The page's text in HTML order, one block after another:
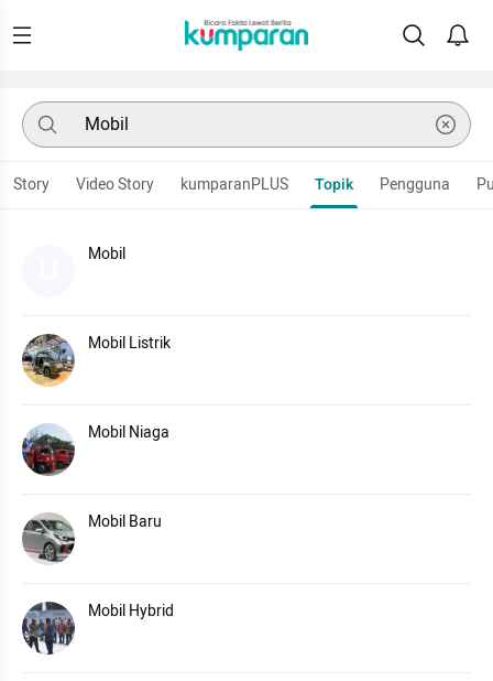
Story Video Story kumparanPLUS Topik Pengguna
Mobil
Mobil Listrik
Mobil Niaga
Mobil Baru
Mobil Hybrid